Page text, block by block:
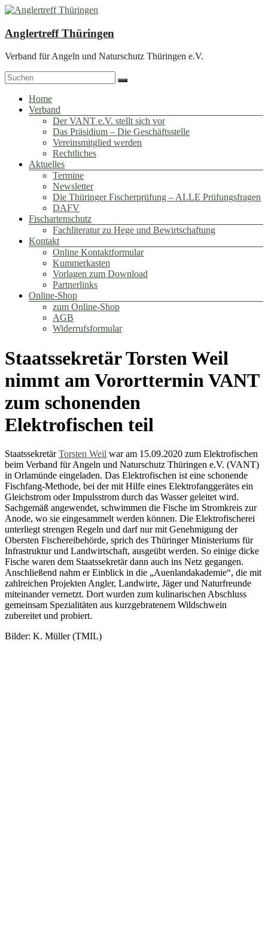
Zum
springen
Anglertreff Thüringen
Verband für Angeln und Naturschutz Thüringen e.V.
Menü
Home
Verband
Der VANT e.V. stellt sich vor
Das Präsidium – Die Geschäftsstelle
Vereinsmitglied werden
Rechtliches
Aktuelles
Termine
Newsletter
Die Thüringer Fischerprüfung – ALLE Prüfungsfragen
DAFV
Fischartenschutz
Fachliteratur zu Hege und Bewirtschaftung
Kontakt
Online Kontaktformular
Kummerkasten
Vorlagen zum Download
Partnerlinks
Online-Shop
zum Online-Shop
AGB
Widerrufsformular
Staatssekretär Torsten Weil
nimmt am Vororttermin VANT
zum schonenden
Elektrofischen teil
StaatssekretärTorsten Weil war am 15.09.2020 zum Elektrofischen
beim Verband für Angeln und Naturschutz Thüringen e.V. (VANT)
in Orlamünde eingeladen. Das Elektrofischen ist eine schonende
Fischfang-Methode, bei der mit Hilfe eines Elektrofanggerätes ein
Gleichstrom oder Impulsstrom durch das Wasser geleitet wird.
Sachgemäß angewendet, schwimmen die Fische im Stromkreis zur
Anode, wo sie eingesammelt werden können. Die Elektrofischerei
unterliegt strengen Regeln und darf nur mit Genehmigung der
Obersten Fischereibehörde, sprich des Thüringer Ministeriums für
Infrastruktur und Landwirtschaft, ausgeübt werden. So einige dicke
Fische waren dem Staatssekretär dann auch ins Netz gegangen.
Anschließend nahm er Einblick in die „Auenlandakademie“, die mit
zahlreichen Projekten Angler, Landwirte, Jäger und Naturfreunde
miteinander vernetzt. Dort wurden zum kulinarischen Abschluss
gemeinsam Spezialitäten aus kurzgebratenem Wildschwein
zubereitet und probiert.
Bilder: K. Müller (TMIL)